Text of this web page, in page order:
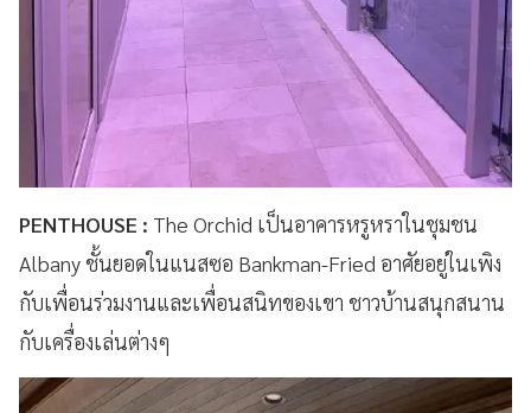
PENTHOUSE : The Orchid เป็นอาคารหรูหราในชุมชน
Albany ชั้นยอดในแนสซอ Bankman-Fried อาศัยอยู่ในเพิง
กับเพื่อนร่วมงานและเพื่อนสนิทของเขา ชาวบ้านสนุกสนาน
กับเครื่องเล่นต่างๆ